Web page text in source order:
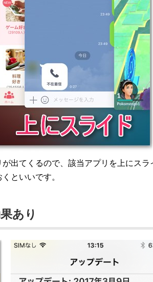
出てくるので、該当アプリを上にスラ
といいです。
あり